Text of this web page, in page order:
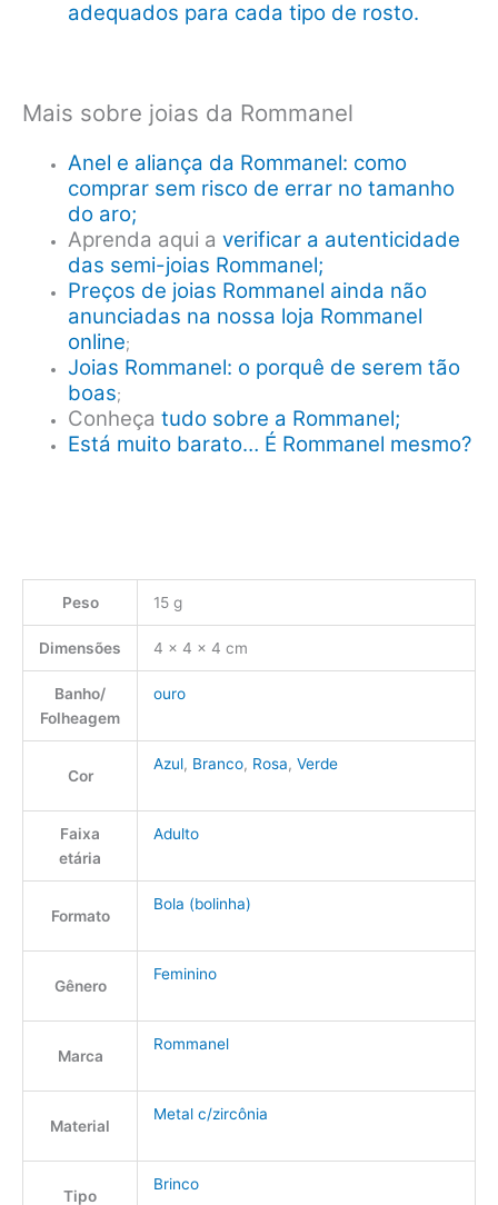
adequados para cada tipo de rosto.
Mais sobre joias da Rommanel
Anel e aliança da Rommanel: como
comprar sem risco de errar no tamanho
do aro;
Aprenda aqui averificar a autenticidade
das semi-joias Rommanel;
Preços de joias Rommanel ainda não
anunciadas na nossa loja Rommanel
online;
Joias Rommanel: o porquê de serem tão
boas;
Conheçatudo sobre a Rommanel;
Está muito barato… É Rommanel mesmo?
Peso 15 g
Dimensões 4 × 4 × 4 cm
Banho/
Folheagem
ouro
Cor
Azul, Branco, Rosa, Verde
Faixa
etária
Adulto
Formato
Bola (bolinha)
Gênero
Feminino
Marca
Rommanel
Material
Metal c/zircônia
Tipo
Brinco